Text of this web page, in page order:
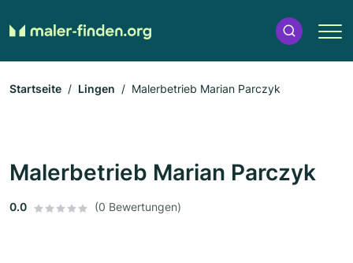
Startseite Lingen Malerbetrieb Marian Parczyk
Malerbetrieb Marian Parczyk
0.0 (0 Bewertungen)